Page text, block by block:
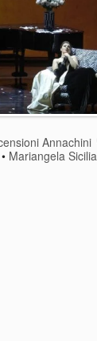
Annachini
• Mariangela Sicilia